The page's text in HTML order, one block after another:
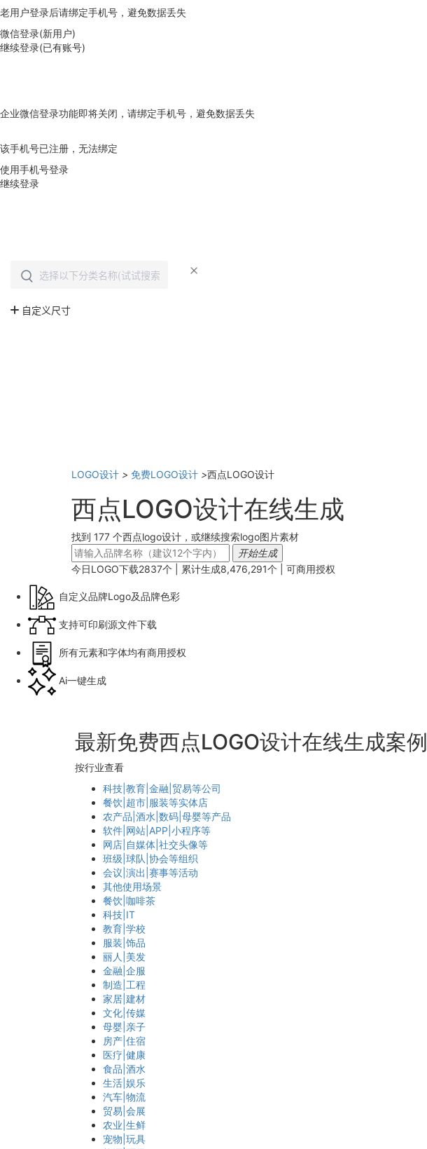
老用户登录后请绑定手机号，避免数据丢失
微信登录(新用户)
继续登录(已有账号)
企业微信登录功能即将关闭，请绑定手机号，避免数据丢失
该手机号已注册，无法绑定
使用手机号登录
继续登录
LOGO设计 > 免费LOGO设计 >西点LOGO设计
西点LOGO设计在线生成
找到 177 个西点logo设计，或继续搜索logo图片素材
开始生成
今日LOGO下载2837个 | 累计生成8,476,291个 | 可商用授权
自定义品牌Logo及品牌色彩
支持可印刷源文件下载
所有元素和字体均有商用授权
Ai一键生成
最新免费西点LOGO设计在线生成案例
按行业查看
科技|教育|金融|贸易等公司
餐饮|超市|服装等实体店
农产品|酒水|数码|母婴等产品
软件|网站|APP|小程序等
网店|自媒体|社交头像等
班级|球队|协会等组织
会议|演出|赛事等活动
其他使用场景
餐饮|咖啡茶
科技|IT
教育|学校
服装|饰品
丽人|美发
金融|企服
制造|工程
家居|建材
文化|传媒
母婴|亲子
房产|住宿
医疗|健康
食品|酒水
生活|娱乐
汽车|物流
贸易|会展
农业|生鲜
宠物|玩具